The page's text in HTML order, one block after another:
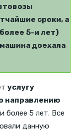
сроки, а
5-и лет)
доехала
услугу
направлению
более 5 лет. Все
данную